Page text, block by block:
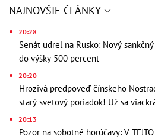
NAJNOVŠIE ČLÁNKY
20:28
Senát udrel na Rusko: Nový
do výšky 500 percent
20:20
Hrozivá predpoveď čínskeho
starý svetový poriadok! Už sa
20:13
Pozor na sobotné horúčavy: V